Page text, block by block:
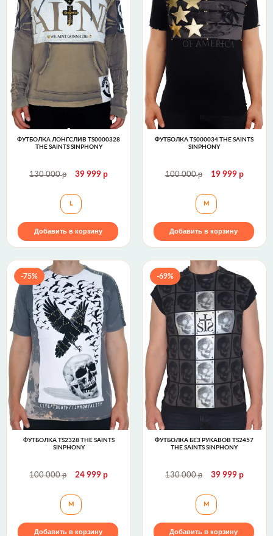
ФУТБОЛКА ЛОНГСЛИВ TS0000328
THE SAINTS SINPHONY
130 000р 39 999р
Футболка лонгслив TS0000328 The Saints Sinphony
L
Добавить в корзину
ФУТБОЛКА TS000034 THE SAINTS
SINPHONY
100 000р 19 999 р
Футболка
M
Добавить в корзину
-75%
ФУТБОЛКА TS2328 THE SAINTS
SINPHONY
100 000р 24 999р
Футболка TS2328 The Saints Sinphony
M
Добавить в корзину
-69%
ФУТБОЛКА БЕЗ РУКАВОВ TS2457
THE SAINTS SINPHONY
130 000р 39 999 р
Футболка без
M
Добавить в корзину